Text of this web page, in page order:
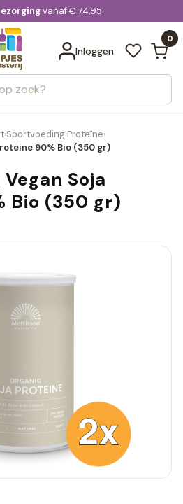
20:00 uur besteld
vanaf € 74,95
Inloggen
0
Bekijk alle resultaten
›Sportvoeding›Proteïne›
90% Bio (350 gr)
Soja
Bio (350 gr)